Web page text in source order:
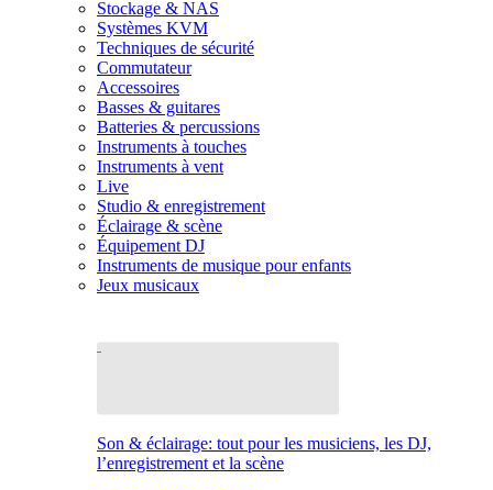
Stockage & NAS
Systèmes KVM
Techniques de sécurité
Commutateur
Accessoires
Basses & guitares
Batteries & percussions
Instruments à touches
Instruments à vent
Live
Studio & enregistrement
Éclairage & scène
Équipement DJ
Instruments de musique pour enfants
Jeux musicaux
Son & éclairage: tout pour les musiciens, les DJ,
l’enregistrement et la scène